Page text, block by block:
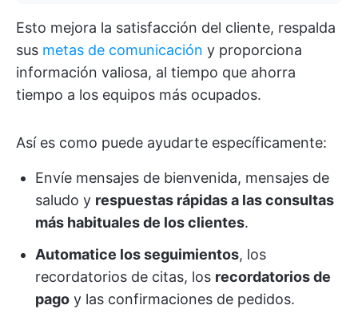
Esto mejora la satisfacción del cliente, respalda
sus metas de comunicación y proporciona
información valiosa, al tiempo que ahorra
tiempo a los equipos más ocupados.
Así es como puede ayudarte específicamente:
Envíe mensajes de bienvenida, mensajes de
saludo y respuestas rápidas a las consultas
más habituales de los clientes.
Automatice los seguimientos, los
recordatorios de citas, los recordatorios de
pago y las confirmaciones de pedidos.